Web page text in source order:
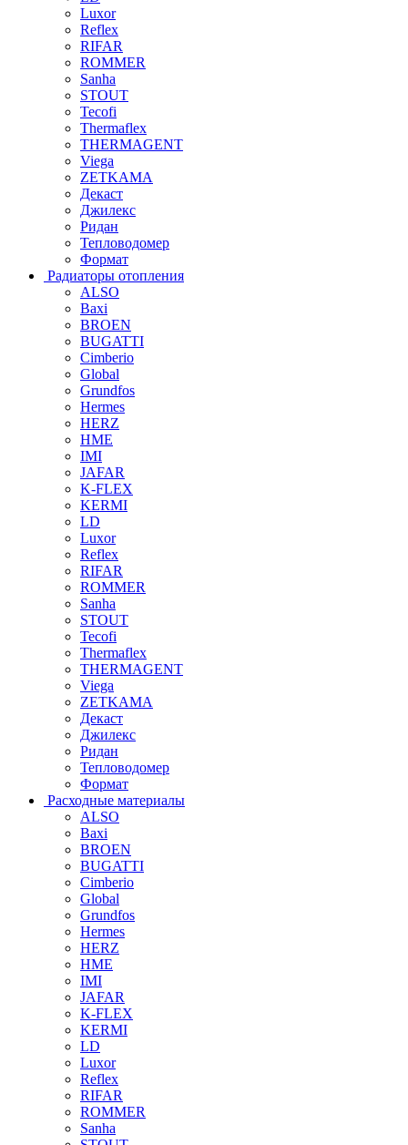
Luxor
Reflex
RIFAR
ROMMER
Sanha
STOUT
Tecofi
Thermaflex
THERMAGENT
Viega
ZETKAMA
Декаст
Джилекс
Ридан
Тепловодомер
Формат
Радиаторы отопления
ALSO
Baxi
BROEN
BUGATTI
Cimberio
Global
Grundfos
Hermes
HERZ
HME
IMI
JAFAR
K-FLEX
KERMI
LD
Luxor
Reflex
RIFAR
ROMMER
Sanha
STOUT
Tecofi
Thermaflex
THERMAGENT
Viega
ZETKAMA
Декаст
Джилекс
Ридан
Тепловодомер
Формат
Расходные материалы
ALSO
Baxi
BROEN
BUGATTI
Cimberio
Global
Grundfos
Hermes
HERZ
HME
IMI
JAFAR
K-FLEX
KERMI
LD
Luxor
Reflex
RIFAR
ROMMER
Sanha